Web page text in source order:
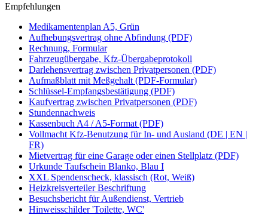
Empfehlungen
Medikamentenplan A5, Grün
Aufhebungsvertrag ohne Abfindung (PDF)
Rechnung, Formular
Fahrzeugübergabe, Kfz-Übergabeprotokoll
Darlehensvertrag zwischen Privatpersonen (PDF)
Aufmaßblatt mit Meßgehalt (PDF-Formular)
Schlüssel-Empfangsbestätigung (PDF)
Kaufvertrag zwischen Privatpersonen (PDF)
Stundennachweis
Kassenbuch A4 / A5-Format (PDF)
Vollmacht Kfz-Benutzung für In- und Ausland (DE | EN |
FR)
Mietvertrag für eine Garage oder einen Stellplatz (PDF)
Urkunde Taufschein Blanko, Blau I
XXL Spendenscheck, klassisch (Rot, Weiß)
Heizkreisverteiler Beschriftung
Besuchsbericht für Außendienst, Vertrieb
Hinweisschilder 'Toilette, WC'